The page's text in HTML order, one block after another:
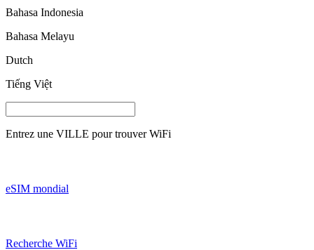
Bahasa Indonesia
Bahasa Melayu
Dutch
Tiếng Việt
Entrez une VILLE pour trouver WiFi
eSIM mondial
Recherche WiFi